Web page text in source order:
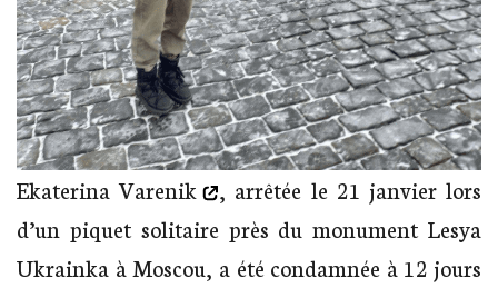
Ekaterina Varenik
, arrêtée le 21 janvier lors
d’un piquet solitaire près du monument Lesya
Ukrainka à Moscou, a été condamnée à 12 jours